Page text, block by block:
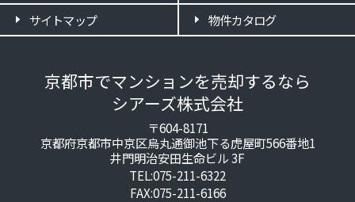
サイトマップ
物件カタログ
京都市でマンションを売却するなら
シアーズ株式会社
〒604-8171
京都府京都市中京区烏丸通御池下る虎屋町566番地1
井門明治安田生命ビル 3F
TEL:075-211-6322
FAX:075-211-6166